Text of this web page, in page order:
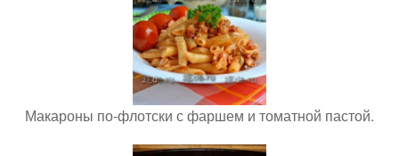
Макароны по-флотски с фаршем и томатной пастой.